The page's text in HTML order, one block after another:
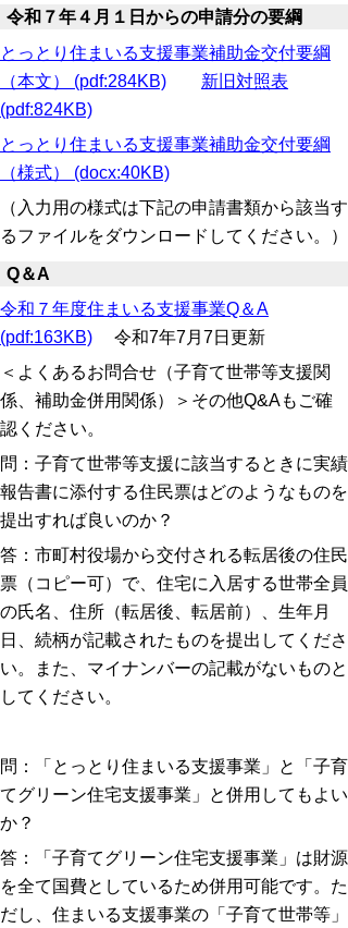
令和７年４月１日からの申請分の要綱
とっとり住まいる支援事業補助金交付要綱
（本文） (pdf:284KB)
新旧対照表
(pdf:824KB)
とっとり住まいる支援事業補助金交付要綱
（様式） (docx:40KB)
（入力用の様式は下記の申請書類から該当す
るファイルをダウンロードしてください。）
Q＆A
令和７年度住まいる支援事業Q＆A
(pdf:163KB)
令和7年7月7日更新
＜よくあるお問合せ（子育て世帯等支援関
係、補助金併用関係）＞その他Q&Aもご確
認ください。
問：子育て世帯等支援に該当するときに実績
報告書に添付する住民票はどのようなものを
提出すれば良いのか？
答：市町村役場から交付される転居後の住民
票（コピー可）で、住宅に入居する世帯全員
の氏名、住所（転居後、転居前）、生年月
日、続柄が記載されたものを提出してくださ
い。また、マイナンバーの記載がないものと
してください。
問：「とっとり住まいる支援事業」と「 子育
てグリーン住宅支援事業 」
と併用してもよい
か ？
答：「子育てグリーン住宅支援事業」は財源
を全て国費としているため併用可能です。た
だし、住まいる支援事業の「子育て世帯等」